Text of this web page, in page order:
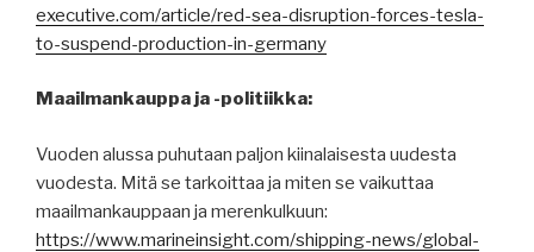
executive.com/article/red-sea-disruption-forces-tesla-
to-suspend-production-in-germany
Maailmankauppa ja -politiikka:
Vuoden alussa puhutaan paljon kiinalaisesta uudesta
vuodesta. Mitä se tarkoittaa ja miten se vaikuttaa
maailmankauppaan ja merenkulkuun:
https://www.marineinsight.com/shipping-news/global-